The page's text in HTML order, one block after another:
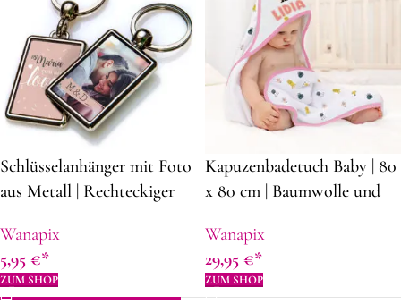
Schlüsselanhänger mit Foto
aus Metall | Rechteckiger
Ohne Mindestbestellung |
Personalisierte
Geschenkidee
Wanapix
5,95 €
ZUM SHOP
Kapuzenbadetuch Baby | 80
x 80 cm | Baumwolle und
Kapuzenbadetuch mit
Namen und Fotos
Wanapix
29,95 €
ZUM SHOP